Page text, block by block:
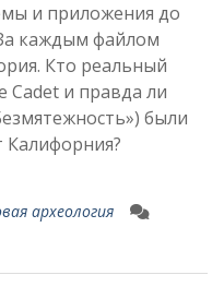
и приложения до
каждым файлом
Кто реальный
Cadet и правда ли
были
Калифорния?
археология